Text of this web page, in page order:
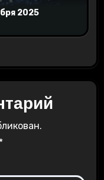
2025
*